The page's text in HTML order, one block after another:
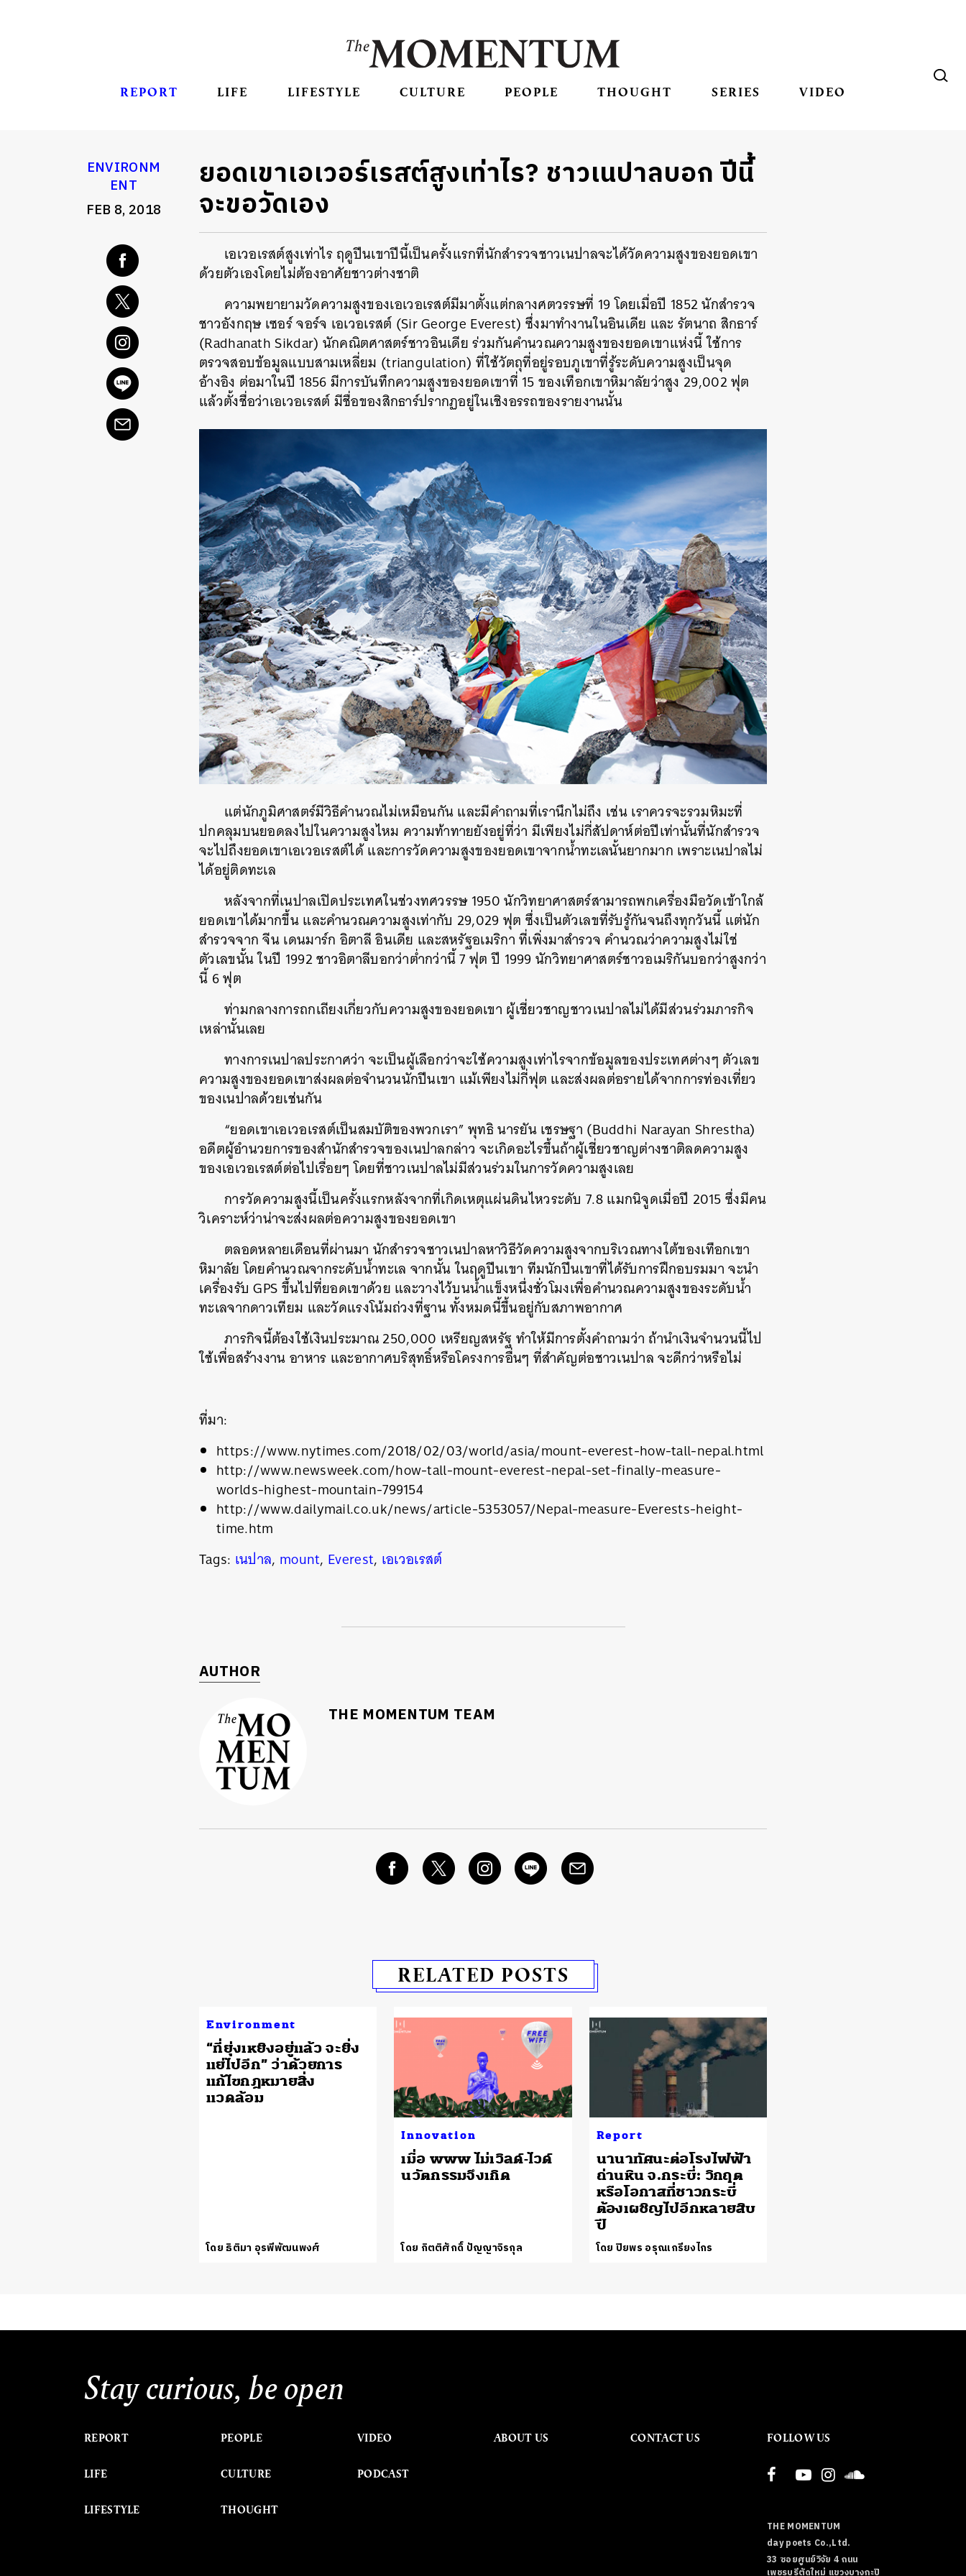
REPORT LIFE LIFESTYLE CULTURE PEOPLE THOUGHT SERIES VIDEO
ENVIRONM
ENT
FEB 8, 2018
ยอดเขาเอเวอร์เรสต์สูงเท่าไร? ชาวเนปาลบอก ปีนี้
จะขอวัดเอง
เอเวอเรสต์สูงเท่าไร ฤดูปีนเขาปีนี้เป็นครั้งแรกที่นักสำรวจชาวเนปาลจะได้วัดความสูงของยอดเขา
ด้วยตัวเองโดยไม่ต้องอาศัยชาวต่างชาติ
ความพยายามวัดความสูงของเอเวอเรสต์มีมาตั้งแต่กลางศตวรรษที่ 19 โดยเมื่อปี 1852 นักสำรวจ
ชาวอังกฤษ เซอร์ จอร์จ เอเวอเรสต์ (Sir George Everest) ซึ่งมาทำงานในอินเดีย และ รัตนาถ สิกธาร์
(Radhanath Sikdar) นักคณิตศาสตร์ชาวอินเดีย ร่วมกันคำนวณความสูงของยอดเขาแห่งนี้ ใช้การ
ตรวจสอบข้อมูลแบบสามเหลี่ยม (triangulation) ที่ใช้วัตถุที่อยู่รอบภูเขาที่รู้ระดับความสูงเป็นจุด
อ้างอิง ต่อมาในปี 1856 มีการบันทึกความสูงของยอดเขาที่ 15 ของเทือกเขาหิมาลัยว่าสูง 29,002 ฟุต
แล้วตั้งชื่อว่าเอเวอเรสต์ มีชื่อของสิกธาร์ปรากฏอยู่ในเชิงอรรถของรายงานนั้น
แต่นักภูมิศาสตร์มีวิธีคำนวณไม่เหมือนกัน และมีคำถามที่เรานึกไม่ถึง เช่น เราควรจะรวมหิมะที่
ปกคลุมบนยอดลงไปในความสูงไหม ความท้าทายยังอยู่ที่ว่า มีเพียงไม่กี่สัปดาห์ต่อปีเท่านั้นที่นักสำรวจ
จะไปถึงยอดเขาเอเวอเรสต์ได้ และการวัดความสูงของยอดเขาจากน้ำทะเลนั้นยากมาก เพราะเนปาลไม่
ได้อยู่ติดทะเล
หลังจากที่เนปาลเปิดประเทศในช่วงทศวรรษ 1950 นักวิทยาศาสตร์สามารถพกเครื่องมือวัดเข้าใกล้
ยอดเขาได้มากขึ้น และคำนวณความสูงเท่ากับ 29,029 ฟุต ซึ่งเป็นตัวเลขที่รับรู้กันจนถึงทุกวันนี้ แต่นัก
สำรวจจาก จีน เดนมาร์ก อิตาลี อินเดีย และสหรัฐอเมริกา ที่เพิ่งมาสำรวจ คำนวณว่าความสูงไม่ใช่
ตัวเลขนั้น ในปี 1992 ชาวอิตาลีบอกว่าต่ำกว่านี้ 7 ฟุต ปี 1999 นักวิทยาศาสตร์ชาวอเมริกันบอกว่าสูงกว่า
นี้ 6 ฟุต
ท่ามกลางการถกเถียงเกี่ยวกับความสูงของยอดเขา ผู้เชี่ยวชาญชาวเนปาลไม่ได้มีส่วนร่วมภารกิจ
เหล่านั้นเลย
ทางการเนปาลประกาศว่า จะเป็นผู้เลือกว่าจะใช้ความสูงเท่าไรจากข้อมูลของประเทศต่างๆ ตัวเลข
ความสูงของยอดเขาส่งผลต่อจำนวนนักปีนเขา แม้เพียงไม่กี่ฟุต และส่งผลต่อรายได้จากการท่องเที่ยว
ของเนปาลด้วยเช่นกัน
“ยอดเขาเอเวอเรสต์เป็นสมบัติของพวกเรา” พุทธิ นารยัน เชรษฐา (Buddhi Narayan Shrestha)
อดีตผู้อำนวยการของสำนักสำรวจของเนปาลกล่าว จะเกิดอะไรขึ้นถ้าผู้เชี่ยวชาญต่างชาติลดความสูง
ของเอเวอเรสต์ต่อไปเรื่อยๆ โดยที่ชาวเนปาลไม่มีส่วนร่วมในการวัดความสูงเลย
การวัดความสูงนี้เป็นครั้งแรกหลังจากที่เกิดเหตุแผ่นดินไหวระดับ 7.8 แมกนิจูดเมื่อปี 2015 ซึ่งมีคน
วิเคราะห์ว่าน่าจะส่งผลต่อความสูงของยอดเขา
ตลอดหลายเดือนที่ผ่านมา นักสำรวจชาวเนปาลหาวิธีวัดความสูงจากบริเวณทางใต้ของเทือกเขา
หิมาลัย โดยคำนวณจากระดับน้ำทะเล จากนั้น ในฤดูปีนเขา ทีมนักปีนเขาที่ได้รับการฝึกอบรมมา จะนำ
เครื่องรับ GPS ขึ้นไปที่ยอดเขาด้วย และวางไว้บนน้ำแข็งหนึ่งชั่วโมงเพื่อคำนวณความสูงของระดับน้ำ
ทะเลจากดาวเทียม และวัดแรงโน้มถ่วงที่ฐาน ทั้งหมดนี้ขึ้นอยู่กับสภาพอากาศ
ภารกิจนี้ต้องใช้เงินประมาณ 250,000 เหรียญสหรัฐ ทำให้มีการตั้งคำถามว่า ถ้านำเงินจำนวนนี้ไป
ใช้เพื่อสร้างงาน อาหาร และอากาศบริสุทธิ์หรือโครงการอื่นๆ ที่สำคัญต่อชาวเนปาล จะดีกว่าหรือไม่
ที่มา:
https://www.nytimes.com/2018/02/03/world/asia/mount-everest-how-tall-nepal.html
http://www.newsweek.com/how-tall-mount-everest-nepal-set-finally-measure-
worlds-highest-mountain-799154
http://www.dailymail.co.uk/news/article-5353057/Nepal-measure-Everests-height-
time.htm
Tags: เนปาล, mount, Everest, เอเวอเรสต์
AUTHOR
THE MOMENTUM TEAM
RELATED POSTS
Environment
​“ที่ยุ่งเหยิงอยู่แล้ว จะยิ่ง
แย่ไปอีก” ว่าด้วยการ
แก้ไขกฎหมายสิ่ง
แวดล้อม
โดย ธิติมา อุรพีพัฒนพงศ์
Innovation
เมื่อ www ไม่เวิลด์-ไวด์
นวัตกรรมจึงเกิด
โดย กิตติศักดิ์ ปัญญาจิรกุล
Report
นานาทัศนะต่อโรงไฟฟ้า
ถ่านหิน จ.กระบี่: วิกฤต
หรือโอกาสที่ชาวกระบี่
ต้องเผชิญไปอีกหลายสิบ
ปี
โดย ปิยพร อรุณเกรียงไกร
Stay curious, be open
REPORT
LIFE
LIFESTYLE
PEOPLE
CULTURE
THOUGHT
VIDEO
PODCAST
ABOUT US CONTACT US FOLLOW US
THE MOMENTUM
day poets Co.,Ltd.
33 ซอยศูนย์วิจัย 4 ถนน
เพชรบุรีตัดใหม่ แขวงบางกะปิ
ค้นหา
SHARE TWEET LINE EMAIL